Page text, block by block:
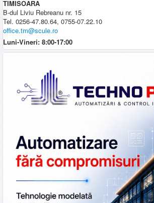
TIMISOARA
B-dul Liviu Rebreanu nr. 15
Tel. 0256-47.80.64, 0755-07.22.10
office.tm@scule.ro
Luni-Vineri: 8:00-17:00